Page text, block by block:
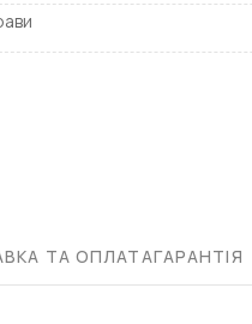
ТА ОПЛАТАГАРАНТІЯ